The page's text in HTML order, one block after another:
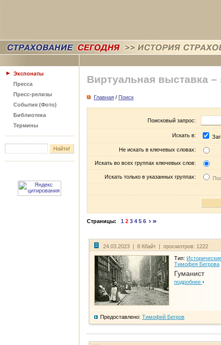
Экспонаты
Пресса
Пресс-релизы
События (Фото)
Библиотека
Термины
Виртуальная выставка –
Главная / Поиск
Поисковый запрос:
Искать в:
Не искать в ключевых словах:
Искать во всех группах ключевых слов:
Искать только в указанных группах:
Страницы: 1 2 3 4 5 6
24.03.2023 | 8 Кбайт | просмотров: 1222
Тип:
Тимофея Бегрова
Гуманист
подробнее
Предоставлено: Тимофей Бегров